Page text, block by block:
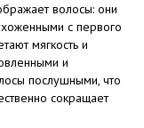
волосы: они
с первого
мягкость и
и
послушными, что
сокращает